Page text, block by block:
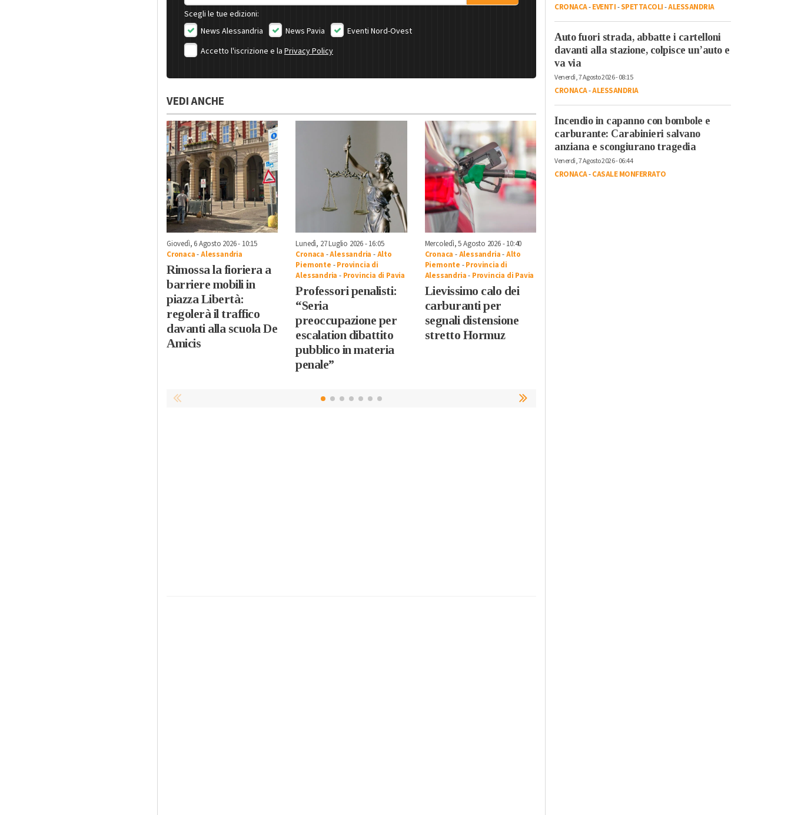
Scegli le tue edizioni:
News Alessandria
News Pavia
Eventi Nord-Ovest
Accetto l'iscrizione e la Privacy Policy
VEDI ANCHE
Giovedì, 6 Agosto 2026 - 10:15
Cronaca-Alessandria
Rimossa la fioriera a
barriere mobili in
piazza Libertà:
regolerà il traffico
davanti alla scuola De
Amicis
Lunedì, 27 Luglio 2026 - 16:05
Cronaca -Alessandria -Alto
Piemonte -Provincia di
Alessandria - Provincia di Pavia
Professori penalisti:
“Seria
preoccupazione per
escalation dibattito
pubblico in materia
penale”
Mercoledì, 5 Agosto 2026 - 10:40
Cronaca -Alessandria-Alto
Piemonte -Provincia di
Alessandria- Provincia di Pavia
Lievissimo calo dei
carburanti per
segnali distensione
stretto Hormuz
CRONACA-EVENTI-SPETTACOLI-ALESSANDRIA
Auto fuori strada, abbatte i cartelloni
davanti alla stazione, colpisce un’auto e
va via
Venerdì, 7 Agosto 2026 - 08:15
CRONACA-ALESSANDRIA
Incendio in capanno con bombole e
carburante: Carabinieri salvano
anziana e scongiurano tragedia
Venerdì, 7 Agosto 2026 - 06:44
CRONACA-CASALE MONFERRATO